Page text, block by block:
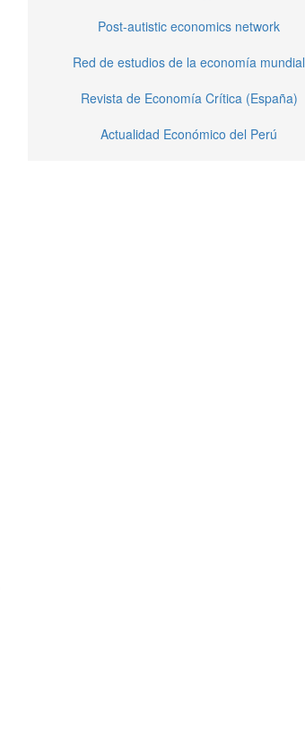
Post-autistic economics network
Red de estudios de la economía mundial
Revista de Economía Crítica (España)
Actualidad Económico del Perú